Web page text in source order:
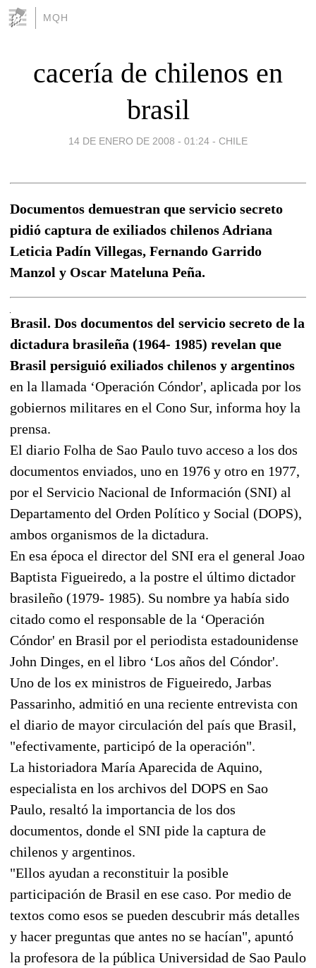
MQH
cacería de chilenos en
brasil
14 DE ENERO DE 2008 - 01:24 - CHILE
Documentos demuestran que servicio secreto
pidió captura de exiliados chilenos Adriana
Leticia Padín Villegas, Fernando Garrido
Manzol y Oscar Mateluna Peña.
Brasil. Dos documentos del servicio secreto de la
dictadura brasileña (1964- 1985) revelan que
Brasil persiguió exiliados chilenos y argentinos
en la llamada ‘Operación Cóndor', aplicada por los
gobiernos militares en el Cono Sur, informa hoy la
prensa.
El diario Folha de Sao Paulo tuvo acceso a los dos
documentos enviados, uno en 1976 y otro en 1977,
por el Servicio Nacional de Información (SNI) al
Departamento del Orden Político y Social (DOPS),
ambos organismos de la dictadura.
En esa época el director del SNI era el general Joao
Baptista Figueiredo, a la postre el último dictador
brasileño (1979- 1985). Su nombre ya había sido
citado como el responsable de la ‘Operación
Cóndor' en Brasil por el periodista estadounidense
John Dinges, en el libro ‘Los años del Cóndor'.
Uno de los ex ministros de Figueiredo, Jarbas
Passarinho, admitió en una reciente entrevista con
el diario de mayor circulación del país que Brasil,
"efectivamente, participó de la operación".
La historiadora María Aparecida de Aquino,
especialista en los archivos del DOPS en Sao
Paulo, resaltó la importancia de los dos
documentos, donde el SNI pide la captura de
chilenos y argentinos.
"Ellos ayudan a reconstituir la posible
participación de Brasil en ese caso. Por medio de
textos como esos se pueden descubrir más detalles
y hacer preguntas que antes no se hacían", apuntó
la profesora de la pública Universidad de Sao Paulo